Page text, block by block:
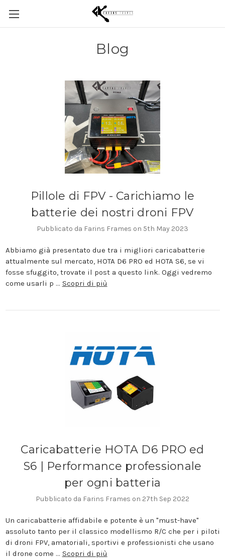
Blog
Pillole di FPV - Carichiamo le
batterie dei nostri droni FPV
Pubblicato da Farins Frames on 5th May 2023
Abbiamo già presentato due tra i migliori caricabatterie
attualmente sul mercato, HOTA D6 PRO ed HOTA S6, se vi
fosse sfuggito, trovate il post a questo link. Oggi vedremo
come usarli p … Scopri di più
Caricabatterie HOTA D6 PRO ed
S6 | Performance professionale
per ogni batteria
Pubblicato da Farins Frames on 27th Sep 2022
Un caricabatterie affidabile e potente è un "must-have"
assoluto tanto per il classico modellismo R/C che per i piloti
di droni FPV, amatoriali, sportivi e professionisti che usano
il drone come … Scopri di più